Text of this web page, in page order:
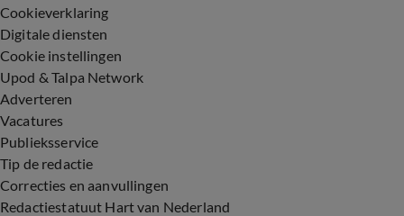
Cookieverklaring
Digitale diensten
Cookie instellingen
Upod & Talpa Network
Adverteren
Vacatures
Publieksservice
Tip de redactie
Correcties en aanvullingen
Redactiestatuut Hart van Nederland